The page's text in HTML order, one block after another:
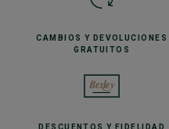
CAMBIOS Y DEVOLUCIONES
GRATUITOS
DESCUENTOSY FIDELIDAD